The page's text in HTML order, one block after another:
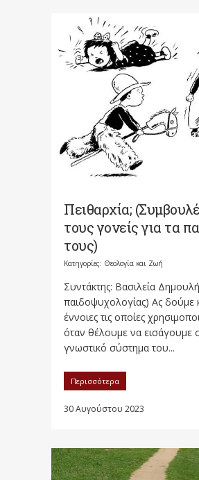
Πειθαρχία;
τους γονείς για τα
τους)
Κατηγορίες: Θεολογία και Ζωή
Συντάκτης: Βασιλεία
παιδοψυχολογίας) Ας δούμε
έννοιες τις οποίες
όταν θέλουμε να εισάγουμε
γνωστικό σύστημα του...
Περισσότερα
30 Αυγούστου 2023